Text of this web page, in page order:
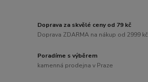
Doprava za skvělé ceny od 79 kč
Doprava ZDARMA na nákup od 2999 kč
Poradíme s výběrem
kamenná prodejna v Praze